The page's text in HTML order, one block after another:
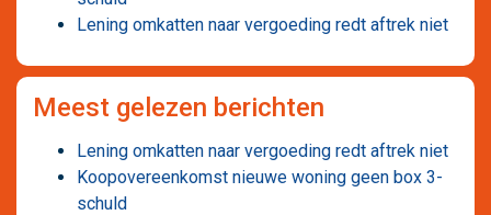
Lening omkatten naar vergoeding redt aftrek niet
Meest gelezen berichten
Lening omkatten naar vergoeding redt aftrek niet
Koopovereenkomst nieuwe woning geen box 3-
schuld